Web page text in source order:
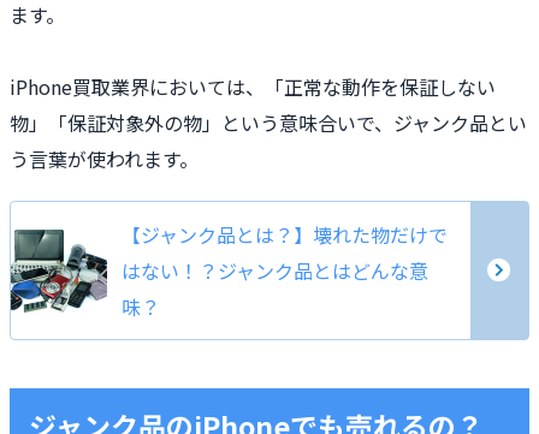
ます。
iPhone買取業界においては、「正常な動作を保証しない
物」「保証対象外の物」という意味合いで、ジャンク品とい
う言葉が使われます。
【ジャンク品とは？】壊れた物だけで
はない！？ジャンク品とはどんな意
味？
ジャンク品のiPhoneでも売れるの？